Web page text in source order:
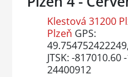
Klestová 31200
Plzeň GPS:
JTSK: -817010.60
24400912